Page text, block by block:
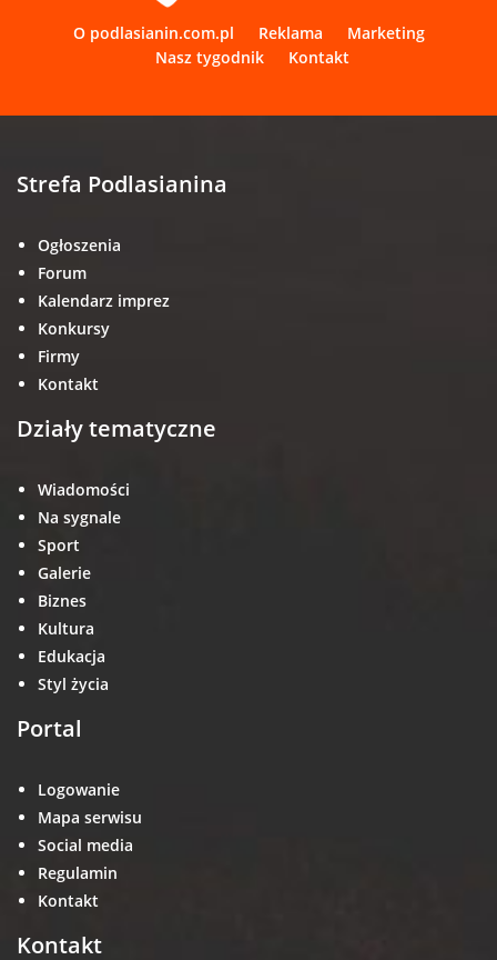
O podlasianin.com.pl Reklama
Marketing
Nasz tygodnik
Kontakt
Strefa Podlasianina
Ogłoszenia
Forum
Kalendarz imprez
Konkursy
Firmy
Kontakt
Działy tematyczne
Wiadomości
Na sygnale
Sport
Galerie
Biznes
Kultura
Edukacja
Styl życia
Portal
Logowanie
Mapa serwisu
Social media
Regulamin
Kontakt
Kontakt